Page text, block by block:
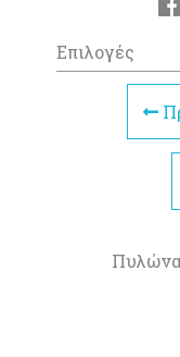
Επιλογές